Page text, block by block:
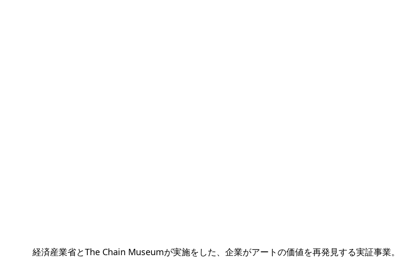
経済産業省とThe Chain Museumが実施をした、企業がアートの価値を再発見する実証事業。